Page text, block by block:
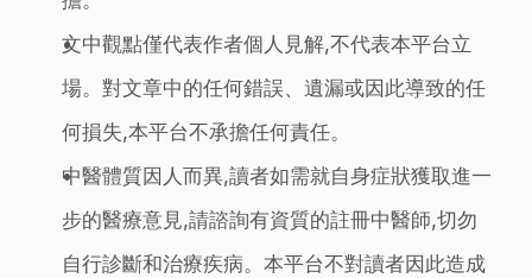
文中觀點僅代表作者個人見解,不代表本平台立
場。對文章中的任何錯誤、遺漏或因此導致的任
何損失,本平台不承擔任何責任。
中醫體質因人而異,讀者如需就自身症狀獲取進一
步的醫療意見,請諮詢有資質的註冊中醫師,切勿
自行診斷和治療疾病。本平台不對讀者因此造成